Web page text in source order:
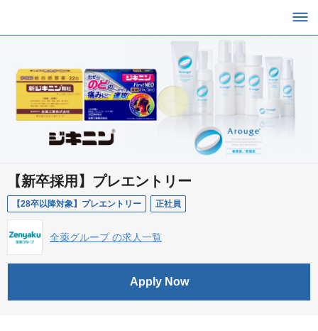
【新卒採用】プレエントリー
【28卒以降対象】プレエントリー 正社員
全薬グループ の求人一覧
Apply Now